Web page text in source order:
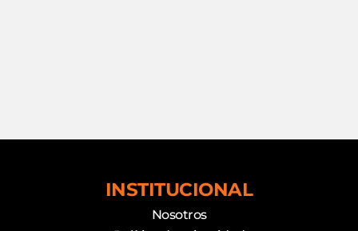
INSTITUCIONAL
Nosotros